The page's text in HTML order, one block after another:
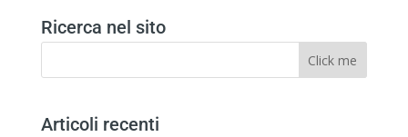
Ricerca nel sito
Articoli recenti